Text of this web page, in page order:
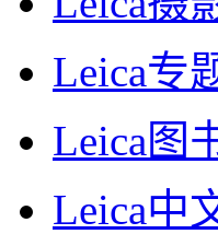
Leica专
Leica图
Leica中